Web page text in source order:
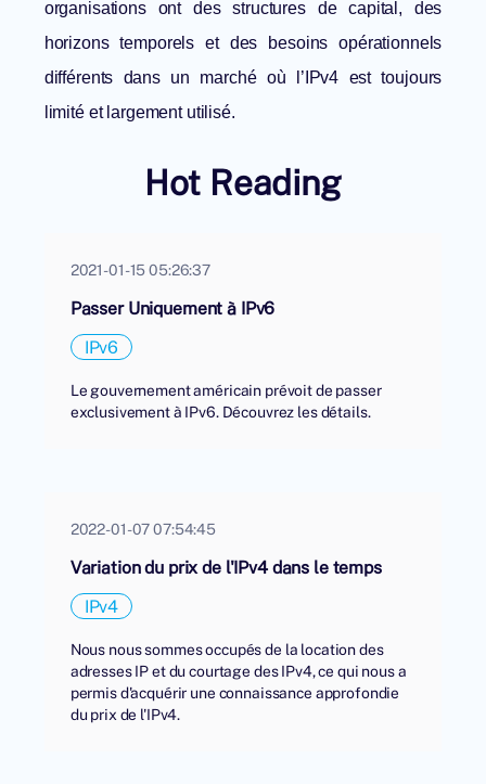
organisations ont des structures de capital, des
horizons temporels et des besoins opérationnels
différents dans un marché où l’IPv4 est toujours
limité et largement utilisé.
Hot Reading
2021-01-15 05:26:37
Passer Uniquement à IPv6
IPv6
Le gouvernement américain prévoit de passer
exclusivement à IPv6. Découvrez les détails.
2022-01-07 07:54:45
Variation du prix de l'IPv4 dans le temps
IPv4
Nous nous sommes occupés de la location des
adresses IP et du courtage des IPv4, ce qui nous a
permis d'acquérir une connaissance approfondie
du prix de l'IPv4.